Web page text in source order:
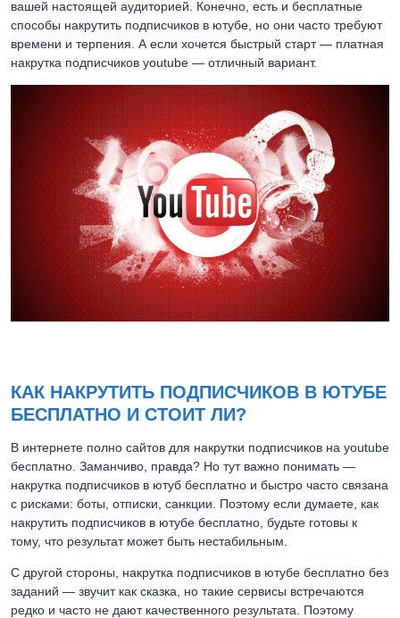
вашей настоящей аудиторией. Конечно, есть и бесплатные
способы накрутить подписчиков в ютубе, но они часто требуют
времени и терпения. А если хочется быстрый старт — платная
накрутка подписчиков youtube — отличный вариант.
КАК НАКРУТИТЬ ПОДПИСЧИКОВ В ЮТУБЕ
БЕСПЛАТНО И СТОИТ ЛИ?
В интернете полно сайтов для накрутки подписчиков на youtube
бесплатно. Заманчиво, правда? Но тут важно понимать —
накрутка подписчиков в ютуб бесплатно и быстро часто связана
с рисками: боты, отписки, санкции. Поэтому если думаете, как
накрутить подписчиков в ютубе бесплатно, будьте готовы к
тому, что результат может быть нестабильным.
С другой стороны, накрутка подписчиков в ютубе бесплатно без
заданий — звучит как сказка, но такие сервисы встречаются
редко и часто не дают качественного результата. Поэтому